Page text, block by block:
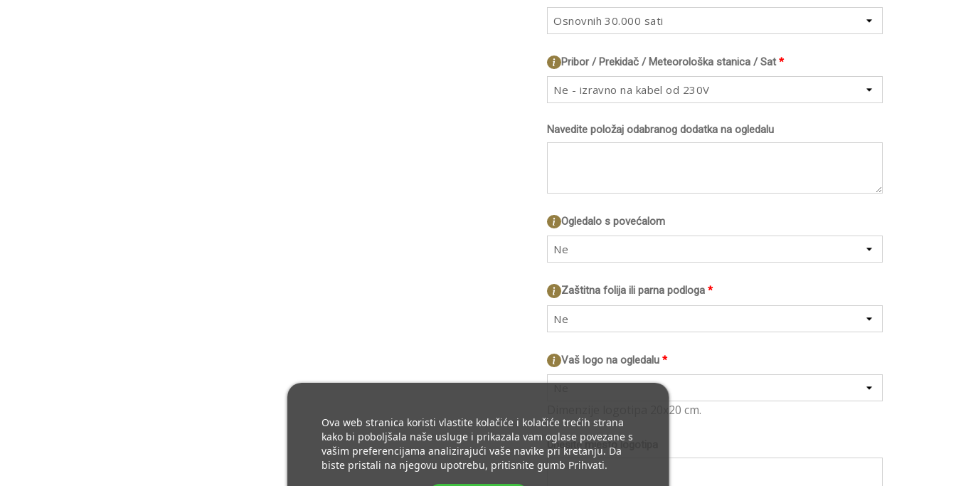
Osnovnih 30.000 sati
*
Pribor / Prekidač / Meteorološka stanica / Sat
Ne - izravno na kabel od 230V
Navedite položaj odabranog dodatka na ogledalu
Ogledalo s povećalom
Ne
*
Zaštitna folija ili parna podloga
Ne
*
Vaš logo na ogledalu
Ne
Dimenzije logotipa 20x20 cm.
Unesite mjesto logotipa
Ova web stranica koristi vlastite kolačiće i kolačiće trećih strana
kako bi poboljšala naše usluge i prikazala vam oglase povezane s
vašim preferencijama analizirajući vaše navike pri kretanju. Da
biste pristali na njegovu upotrebu, pritisnite gumb Prihvati.